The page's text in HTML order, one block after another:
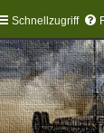
Schnellzugriff